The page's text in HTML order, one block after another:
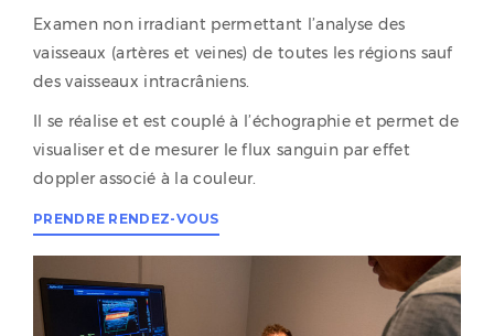
Examen non irradiant permettant l’analyse des
vaisseaux (artères et veines) de toutes les régions sauf
des vaisseaux intracrâniens.
Il se réalise et est couplé à l’échographie et permet de
visualiser et de mesurer le flux sanguin par effet
doppler associé à la couleur.
PRENDRE RENDEZ-VOUS